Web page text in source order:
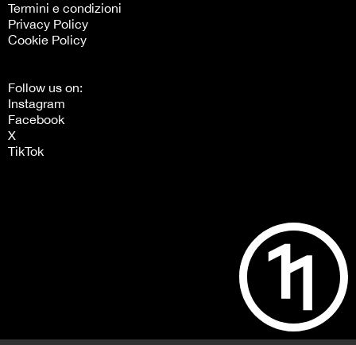
Termini e condizioni
Privacy Policy
Cookie Policy
Follow us on:
Instagram
Facebook
X
TikTok